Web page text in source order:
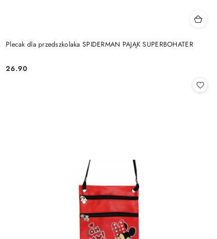
Plecak dla przedszkolaka SPIDERMAN PAJĄK SUPERBOHATER
Cena:
26.90